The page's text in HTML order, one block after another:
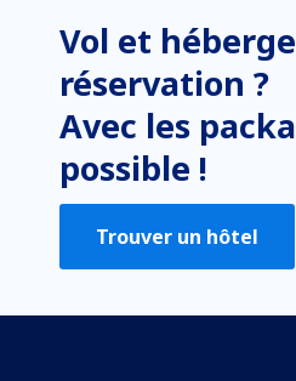
Vol et
réservation ?
Avec les
possible !
Trouver un hôtel